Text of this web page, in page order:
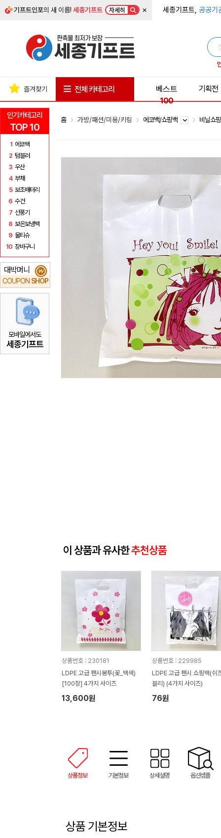
기프트인포의 새 이름!세종기프트 자세히 × 세종기프트, 공공기
인기카테고리
TOP 10
1 에코백
2 텀블러
3 우산
4 부채
5 보조배터리
6 수건
7 선풍기
8 보온보냉백
9 물티슈
10 장바구니
대박머니
COUPON SHOP
₩
모바일에서도
세종기프트
즐겨찾기 전체 카테고리
베스트
100
기획전
홈 가방/패션/미용/키링 에코백/쇼핑백 비닐쇼
이 상품과 유사한추천상품
상품번호 : 230181
LDPE 고급 팬시봉투(꽃_백색)
[100장] 4가지 사이즈
13,600원
상품번호 : 229985
LDPE 고급 팬시 쇼핑백(쉬
블리) (4가지 사이즈)
76원
상품정보 기본정보 상세설명 옵션샘플
상품 기본정보